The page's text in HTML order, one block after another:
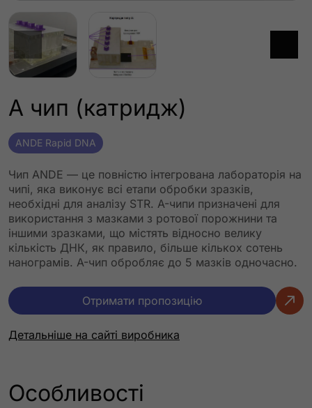
A чип (катридж)
ANDE Rapid DNA
Чип ANDE — це повністю інтегрована лабораторія на
чипі, яка виконує всі етапи обробки зразків,
необхідні для аналізу STR. A-чипи призначені для
використання з мазками з ротової порожнини та
іншими зразками, що містять відносно велику
кількість ДНК, як правило, більше кількох сотень
нанограмів. A-чип обробляє до 5 мазків одночасно.
Отримати пропозицію
Детальніше на сайті виробника
Особливості